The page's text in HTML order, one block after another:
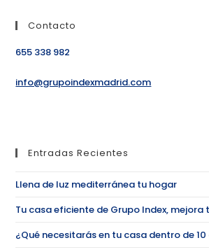
Contacto
655 338 982
info@grupoindexmadrid.com
Entradas Recientes
Llena de luz mediterránea tu hogar
Tu casa eficiente de Grupo Index,
¿Qué necesitarás en tu casa dentro de 10